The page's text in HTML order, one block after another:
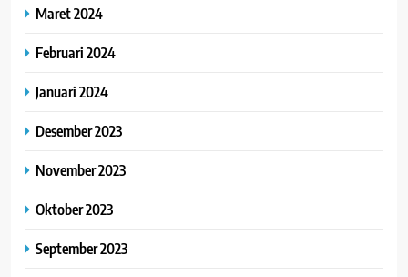
Maret 2024
Februari 2024
Januari 2024
Desember 2023
November 2023
Oktober 2023
September 2023